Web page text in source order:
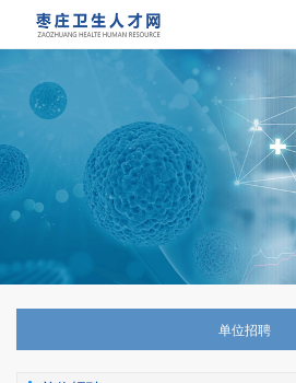
重要通知： 关于查询
实践技能考试成
单位招聘